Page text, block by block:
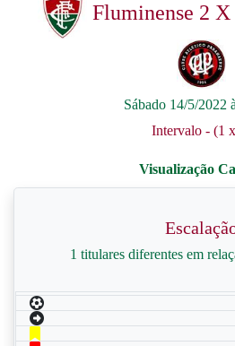
Fluminense 2
Sábado 14/5/2022
Intervalo - (1
1 titulares diferentes em